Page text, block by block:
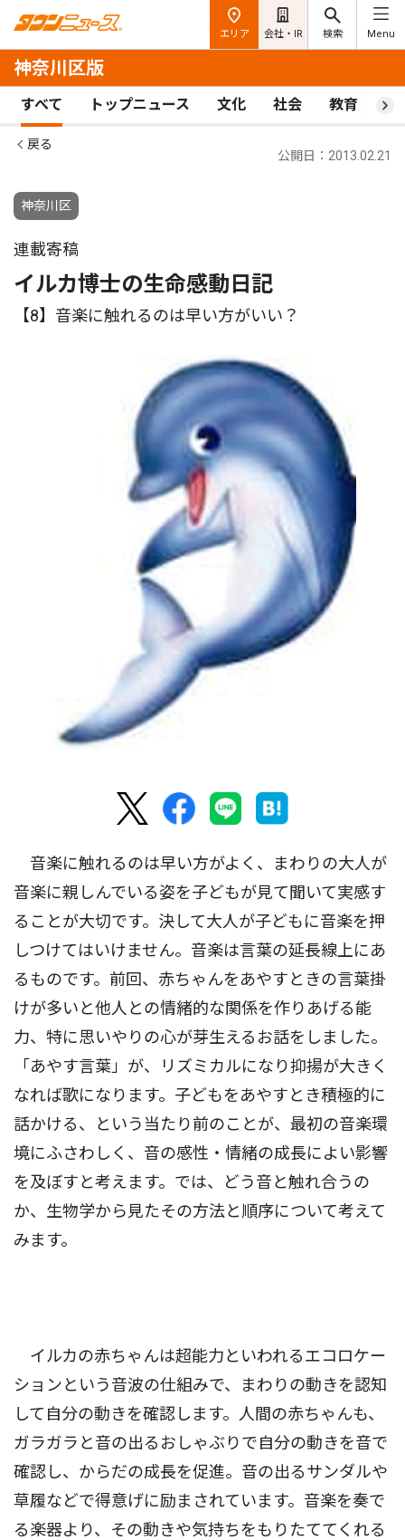
エリア 会社・IR 検索 Menu
神奈川区版
すべて トップニュース 文化 社会 教育 ス
戻る
神奈川区
公開日：2013.02.21
連載寄稿
イルカ博士の生命感動日記
【8】音楽に触れるのは早い方がいい？
音楽に触れるのは早い方がよく、まわりの大人が
音楽に親しんでいる姿を子どもが見て聞いて実感す
ることが大切です。決して大人が子どもに音楽を押
しつけてはいけません。音楽は言葉の延長線上にあ
るものです。前回、赤ちゃんをあやすときの言葉掛
けが多いと他人との情緒的な関係を作りあげる能
力、特に思いやりの心が芽生えるお話をしました。
「あやす言葉」が、リズミカルになり抑揚が大きく
なれば歌になります。子どもをあやすとき積極的に
話かける、という当たり前のことが、最初の音楽環
境にふさわしく、音の感性・情緒の成長によい影響
を及ぼすと考えます。では、どう音と触れ合うの
か、生物学から見たその方法と順序について考えて
みます。
イルカの赤ちゃんは超能力といわれるエコロケー
ションという音波の仕組みで、まわりの動きを認知
して自分の動きを確認します。人間の赤ちゃんも、
ガラガラと音の出るおしゃぶりで自分の動きを音で
確認し、からだの成長を促進。音の出るサンダルや
草履などで得意げに励まされています。音楽を奏で
る楽器より、その動きや気持ちをもりたててくれる